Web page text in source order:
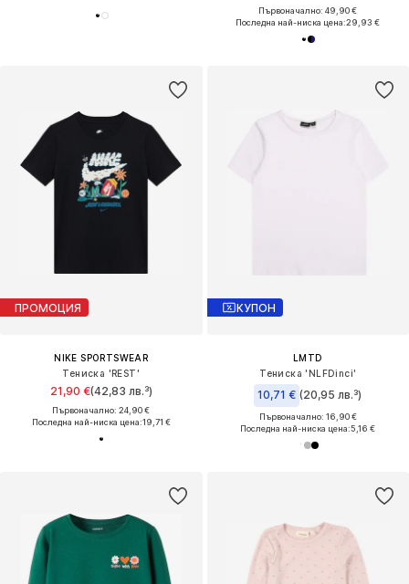
Първоначално: 49,90 €
Последна най-ниска цена:29,93 €
ПРОМОЦИЯ
NIKE SPORTSWEAR
Тениска 'REST'
21,90 €(42,83 лв.³)
Първоначално: 24,90 €
Последна най-ниска цена:19,71 €
КУПОН
LMTD
Тениска 'NLFDinci'
10,71 € (20,95 лв.³)
Първоначално: 16,90 €
Последна най-ниска цена:5,16 €